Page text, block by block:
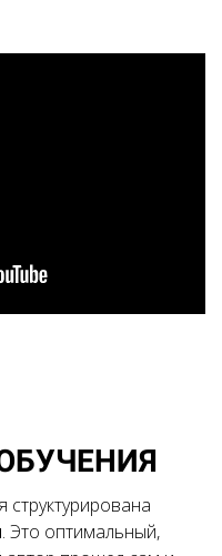
. Это оптимальный,